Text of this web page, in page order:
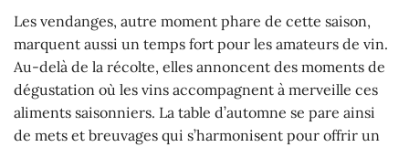
Les vendanges, autre moment phare de cette saison,
marquent aussi un temps fort pour les amateurs de vin.
Au-delà de la récolte, elles annoncent des moments de
dégustation où les vins accompagnent à merveille ces
aliments saisonniers. La table d’automne se pare ainsi
de mets et breuvages qui s’harmonisent pour offrir un